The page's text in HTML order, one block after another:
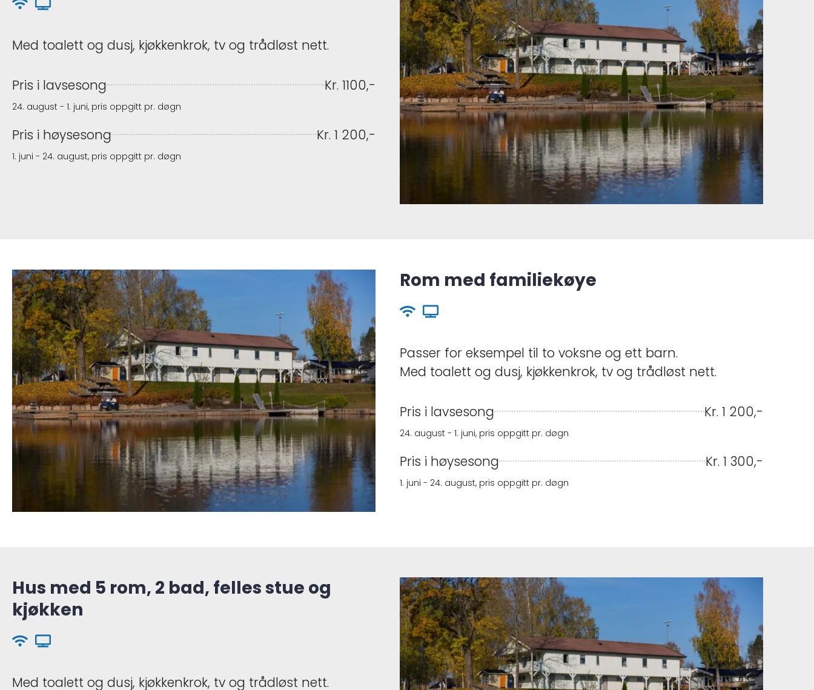
Med toalett og dusj, kjøkkenkrok, tv og trådløst nett.
Pris i lavsesong Kr. 1100,-
24. august - 1. juni, pris oppgitt pr. døgn
Pris i høysesong Kr. 1 200,-
1. juni - 24. august, pris oppgitt pr. døgn
Rom med familiekøye
Passer for eksempel til to voksne og ett barn.
Med toalett og dusj, kjøkkenkrok, tv og trådløst nett.
Pris i lavsesong Kr. 1 200,-
24. august - 1. juni, pris oppgitt pr. døgn
Pris i høysesong Kr. 1 300,-
1. juni - 24. august, pris oppgitt pr. døgn
Hus med 5 rom, 2 bad, felles stue og
kjøkken
Med toalett og dusj, kjøkkenkrok, tv og trådløst nett.